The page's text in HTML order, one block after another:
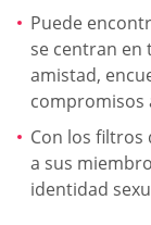
Puede
se centran en
amistad,
compromisos
Con los filtros
a sus
identidad